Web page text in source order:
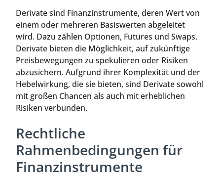
Derivate sind Finanzinstrumente, deren Wert von
einem oder mehreren Basiswerten abgeleitet
wird. Dazu zählen Optionen, Futures und Swaps.
Derivate bieten die Möglichkeit, auf zukünftige
Preisbewegungen zu spekulieren oder Risiken
abzusichern. Aufgrund ihrer Komplexität und der
Hebelwirkung, die sie bieten, sind Derivate sowohl
mit großen Chancen als auch mit erheblichen
Risiken verbunden.
Rechtliche
Rahmenbedingungen für
Finanzinstrumente